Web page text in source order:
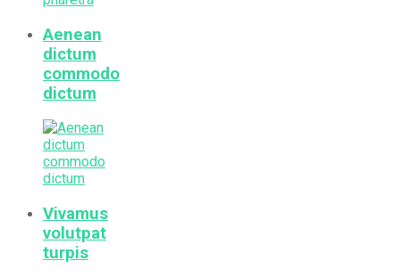
Aenean
dictum
commodo
dictum
Vivamus
volutpat
turpis